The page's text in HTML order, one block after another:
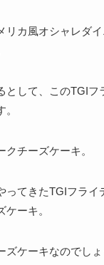
リカ風オシャレダ
として、このTGIフ
クチーズケーキ。
ってきたTGIフライ
ーキ。
ズケーキなのでしょ